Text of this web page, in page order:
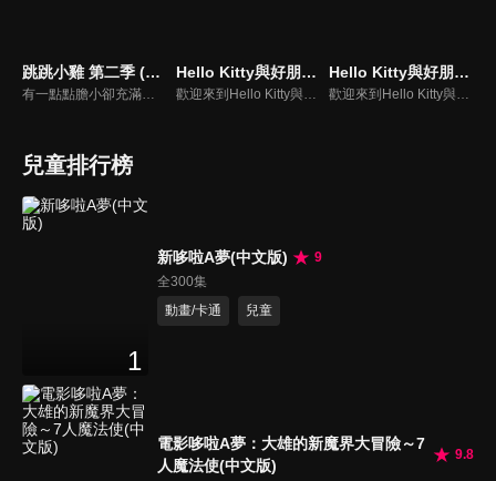
跳跳小雞 第二季 (中文版)
有一點點膽小卻充滿好奇心的"帶骨雞"，和總是用小跳步靠過來的舞蹈老師"小跳步青蛙老師"，以及其他具有獨特個性的夥伴們跳舞大活耀！在家裡和各種地方以「身體動了，心也舞動了起來♪」為主題。
Hello Kitty與好朋友的超可愛大冒險S5(中文版)
歡迎來到Hello Kitty與好朋友的超可愛大冒險!與Hello Kitty, 大眼蛙, 酷企鵝, 美樂蒂, 布丁狗還有酷洛米, 準備和朋友們一起經歷有趣的冒險吧!
Hello Kitty與好朋友的超可愛大冒險S6(中文版)
歡迎來到Hello Kitty與好朋友的超可愛大冒險!與Hello Kitty, 大眼蛙, 酷企鵝, 美樂蒂, 布丁狗還有酷洛米, 準備和朋友們一起經歷有趣的冒險吧!
兒童排行榜
1
新哆啦A夢(中文版)
9
全300集
動畫/卡通
兒童
電影哆啦A夢：大雄的新魔界大冒險～7
人魔法使(中文版)
9.8